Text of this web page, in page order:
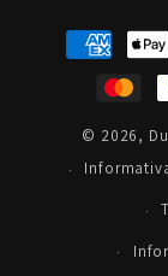
Metodi
di
pagamento
© 2026,